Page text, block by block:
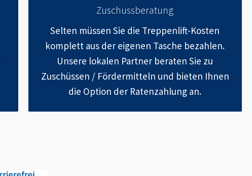
Zuschussberatung
Selten müssen Sie die Treppenlift-Kosten
komplett aus der eigenen Tasche bezahlen.
Unsere lokalen Partner beraten Sie zu
Zuschüssen / Fördermitteln und bieten Ihnen
die Option der Ratenzahlung an.